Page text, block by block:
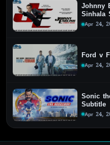
Johnny
Sinhala
Apr 24,
Ford v
Apr 24,
Sonic
Subtitle
Apr 24,